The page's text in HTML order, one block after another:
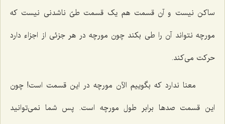
ساکن نیست و آن قسمت هم یک قسمت طیّ ناشدنی نیست که
مورچه نتواند آن را طی بکند چون مورچه در هر جزئی از اجزاء دارد
حرکت می‌کند.
معنا ندارد که بگوییم الآن مورچه در این قسمت است! چون
این قسمت صدها برابر طول مورچه است. پس شما نمی‌توانید